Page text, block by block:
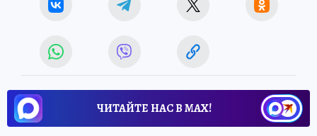
ЧИТАЙТЕ НАС В МАХ!